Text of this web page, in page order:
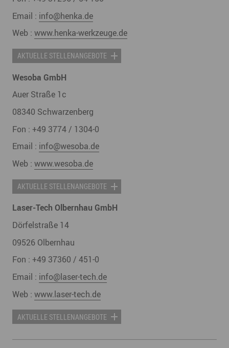
Email : info@henka.de
Web : www.henka-werkzeuge.de
AKTUELLE STELLENANGEBOTE
Wesoba GmbH
Auer Straße 1c
08340 Schwarzenberg
Fon : +49 3774 / 1304-0
Email : info@wesoba.de
Web : www.wesoba.de
AKTUELLE STELLENANGEBOTE
Laser-Tech Olbernhau GmbH
Dörfelstraße 14
09526 Olbernhau
Fon : +49 37360 / 451-0
Email : info@laser-tech.de
Web : www.laser-tech.de
AKTUELLE STELLENANGEBOTE